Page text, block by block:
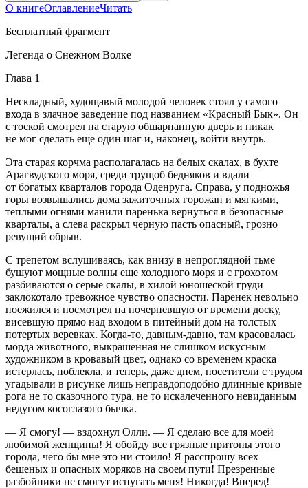
О книгеОглавлениеЧитать
Бесплатный фрагмент
Легенда о Снежном Волке
Глава 1
Нескладный, худощавый молодой человек стоял у самого
входа в злачное заведение под названием «Красный Бык». Он
с тоской смотрел на старую обшарпанную дверь и никак
не мог сделать еще один шаг и, наконец, войти внутрь.
Эта старая корчма располагалась на белых скалах, в бухте
Арагвудского моря, среди трущоб бедняков и вдали
от богатых кварталов города Оденруга. Справа, у подножья
горы возвышались дома зажиточных горожан и мягкими,
теплыми огнями манили паренька вернуться в безопасные
кварталы, а слева раскрыл черную пасть опасный, грозно
ревущий обрыв.
С трепетом вслушиваясь, как внизу в непроглядной тьме
бушуют мощные волны еще холодного моря и с грохотом
разбиваются о серые скалы, в хилой юношеской груди
заклокотало тревожное чувство опасности. Паренек невольно
поежился и посмотрел на почерневшую от времени доску,
висевшую прямо над входом в питейный дом на толстых
потертых веревках. Когда-то, давным-давно, там красовалась
морда животного, выкрашенная не слишком искусным
художником в кровавый цвет, однако со временем краска
истерлась, поблекла, и теперь, даже днем, посетители с трудом
угадывали в рисунке лишь неправдоподобно длинные кривые
рога не то сказочного тура, не то искалеченного невиданным
недугом косоглазого бычка.
— Я смогу! — вздохнул Олли. — Я сделаю все для моей
любимой женщины! Я обойду все грязные притоны этого
города, чего бы мне это ни стоило! Я расспрошу всех
бешеных и опасных моряков на своем пути! Презренные
разбойники не смогут испугать меня! Никогда! Вперед!